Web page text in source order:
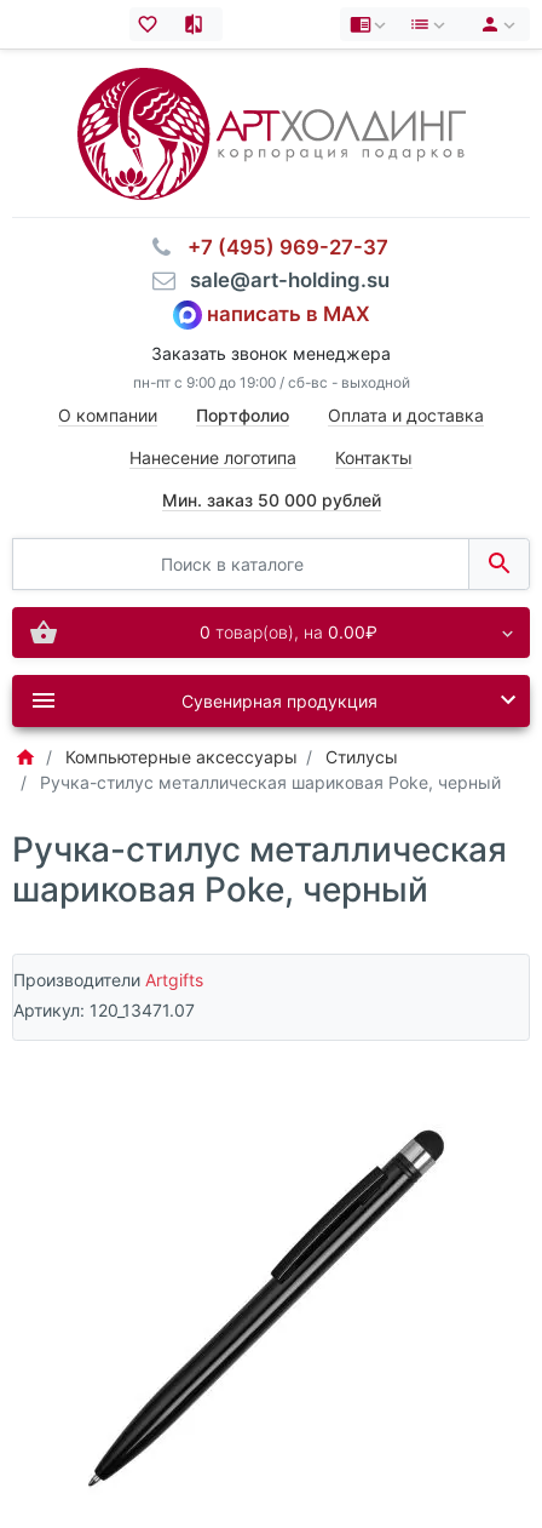
⠀+7 (495) 969-27-37
⠀sale@art-holding.su
написать в MAX
Заказать звонок менеджера
пн-пт с 9:00 до 19:00 / сб-вс - выходной
О компании Портфолио Оплата и доставка
Нанесение логотипа Контакты
Мин. заказ 50 000 рублей
0 товар(ов), на 0.00₽
Сувенирная продукция
Компьютерные аксессуары
Стилусы
Ручка-стилус металлическая шариковая Poke, черный
Ручка-стилус металлическая
шариковая Poke, черный
Производители Artgifts
Артикул: 120_13471.07